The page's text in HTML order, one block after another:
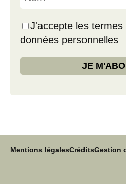
J'accepte les
données personnelles
Mentions légalesCréditsGestion